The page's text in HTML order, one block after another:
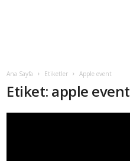
Ana Sayfa Etiketler Apple event
Etiket: apple event